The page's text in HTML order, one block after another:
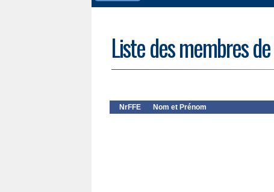
Liste des membres
NrFFE Nom et Prénom